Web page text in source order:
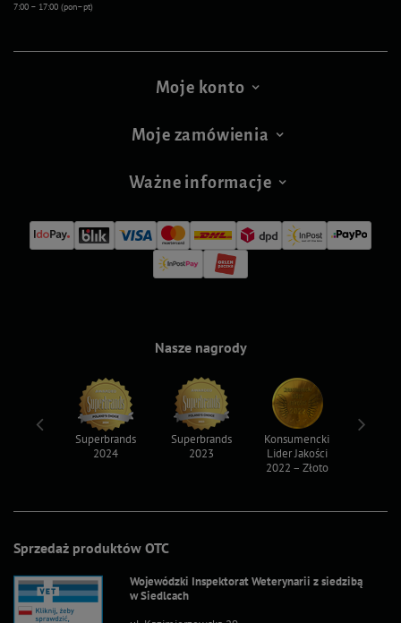
7:00 – 17:00 (pon–pt)
Moje konto
Moje zamówienia
Ważne informacje
Sprzedaż produktów OTC
Wojewódzki Inspektorat Weterynarii z siedzibą
w Siedlcach
Nasze nagrody
Superbrands
2024
Superbrands
2023
Konsumencki
Lider Jakości
2022 – Złoto